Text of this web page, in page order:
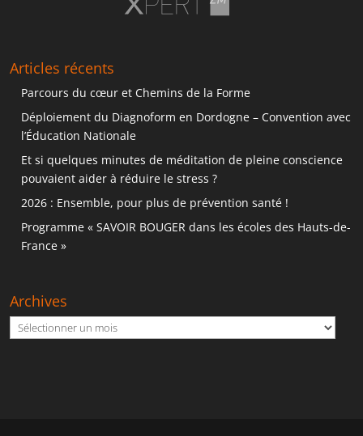
Articles récents
Parcours du cœur et Chemins de la Forme
Déploiement du Diagnoform en Dordogne – Convention avec
l’Éducation Nationale
Et si quelques minutes de méditation de pleine conscience
pouvaient aider à réduire le stress ?
2026 : Ensemble, pour plus de prévention santé !
Programme « SAVOIR BOUGER dans les écoles des Hauts-de-
France »
Archives
Archives